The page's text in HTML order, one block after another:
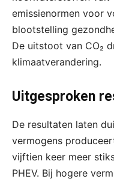
emissienormen voor
blootstelling
De uitstoot van CO₂
klimaatverandering.
Uitgesproken
De resultaten laten
vermogens
vijftien keer meer
PHEV. Bij hogere